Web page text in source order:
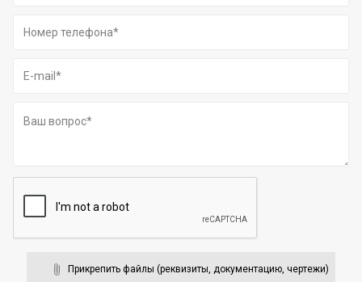
Прикрепить файлы (реквизиты, документацию, чертежи)